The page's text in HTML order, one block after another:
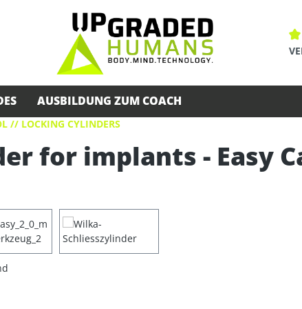
AUSBILDUNG ZUM COACH
// LOCKING CYLINDERS
for implants - Easy